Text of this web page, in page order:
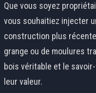
Que vous soyez
vous souhaitiez injecter
construction plus
grange ou de moulures
bois véritable et le
leur valeur.